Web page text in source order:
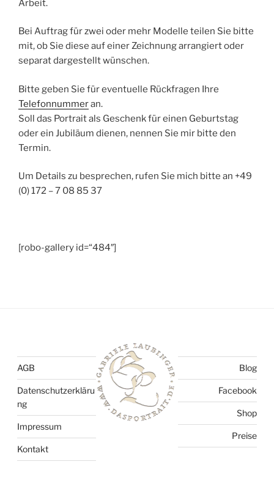
Arbeit.
Bei Auftrag für zwei oder mehr Modelle teilen Sie bitte
mit, ob Sie diese auf einer Zeichnung arrangiert oder
separat dargestellt wünschen.
Bitte geben Sie für eventuelle Rückfragen Ihre
Telefonnummeran.
Soll das Portrait als Geschenk für einen Geburtstag
oder ein Jubiläum dienen, nennen Sie mir bitte den
Termin.
Um Details zu besprechen, rufen Sie mich bitte an +49
(0) 172 – 7 08 85 37
[robo-gallery id=“484″]
AGB
Datenschutzerkläru
ng
Impressum
Kontakt
Blog
Facebook
Shop
Preise